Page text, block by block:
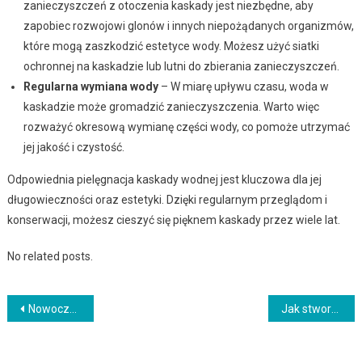
zanieczyszczeń z otoczenia kaskady jest niezbędne, aby
zapobiec rozwojowi glonów i innych niepożądanych organizmów,
które mogą zaszkodzić estetyce wody. Możesz użyć siatki
ochronnej na kaskadzie lub lutni do zbierania zanieczyszczeń.
Regularna wymiana wody– W miarę upływu czasu, woda w
kaskadzie może gromadzić zanieczyszczenia. Warto więc
rozważyć okresową wymianę części wody, co pomoże utrzymać
jej jakość i czystość.
Odpowiednia pielęgnacja kaskady wodnej jest kluczowa dla jej
długowieczności oraz estetyki. Dzięki regularnym przeglądom i
konserwacji, możesz cieszyć się pięknem kaskady przez wiele lat.
No related posts.
Nawigacja
Nowoczesne dodatki dla minimalistów: jak wprowadzić ciekawe akcenty do stonowanego wnętrza? Jak stworzyć przytulną przestrzeń w domu dla miłośników książek